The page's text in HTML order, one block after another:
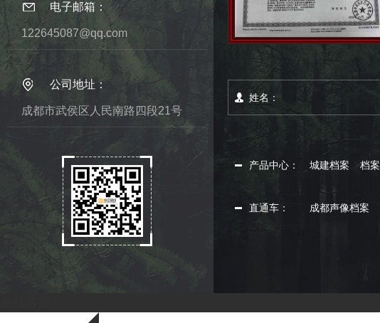
电子邮箱：
122645087@qq.com
公司地址：
成都市武侯区人民南路四段21号
产品中心： 城建档案 档
直通车： 成都声像档案